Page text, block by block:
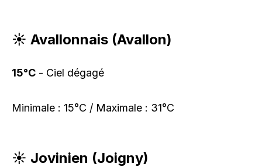
☀️ Avallonnais (Avallon)
15°C - Ciel dégagé
Minimale : 15°C / Maximale : 31°C
☀️ Jovinien (Joigny)